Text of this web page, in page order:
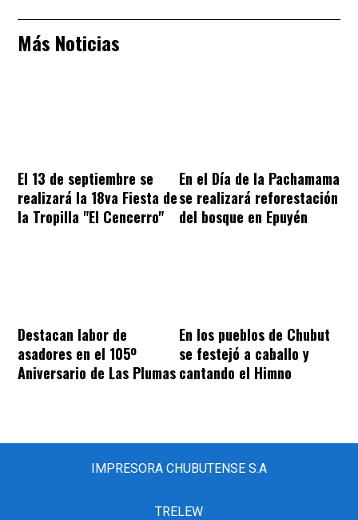
Más Noticias
El 13 de septiembre se
realizará la 18va Fiesta de
la Tropilla "El Cencerro"
En el Día de la Pachamama
se realizará reforestación
del bosque en Epuyén
Destacan labor de
asadores en el 105º
Aniversario de Las Plumas
En los pueblos de Chubut
se festejó a caballo y
cantando el Himno
IMPRESORA CHUBUTENSE S.A
TRELEW